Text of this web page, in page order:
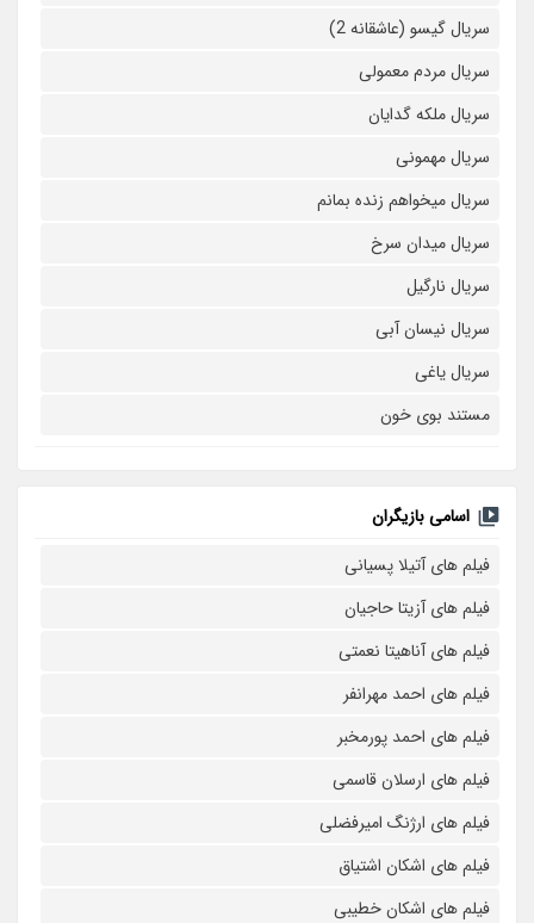
سریال گیسو (عاشقانه 2)
سریال مردم معمولی
سریال ملکه گدایان
سریال مهمونی
سریال میخواهم زنده بمانم
سریال میدان سرخ
سریال نارگیل
سریال نیسان آبی
سریال یاغی
مستند بوی خون
اسامی بازیگران
فیلم های آتیلا پسیانی
فیلم های آزیتا حاجیان
فیلم های آناهیتا نعمتی
فیلم های احمد مهرانفر
فیلم های احمد پورمخبر
فیلم های ارسلان قاسمی
فیلم های ارژنگ امیرفضلی
فیلم های اشکان اشتیاق
فیلم های اشکان خطیبی